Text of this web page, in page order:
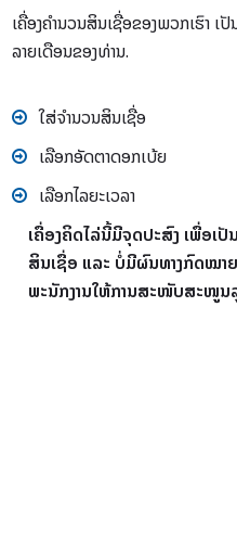
ເຄື່ອງຄໍານວນສິນເຊື່ອຂອງພວກເຮົາ ເ
ລາຍເດືອນຂອງທ່ານ.
ໃສ່ຈໍານວນສິນເຊື່ອ
ເລືອກອັດຕາດອກເບ້ຍ
ເລືອກໄລຍະເວລາ
ເຄື່ອງຄິດໄລ່ນີ້ມີຈຸດປະສົງ ເພື່ອເ
ສິນເຊື່ອ ແລະ ບໍ່ມີຜົນທາງກົດໝາ
ພະນັກງານໃຫ້ການສະໜັບສະໜູນ